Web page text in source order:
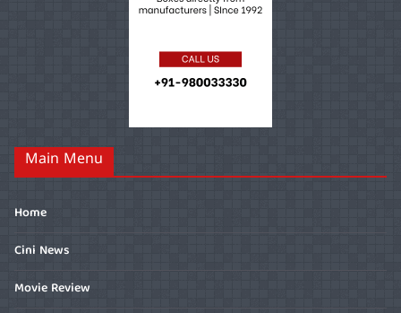
Main Menu
Home
Cini News
Movie Review